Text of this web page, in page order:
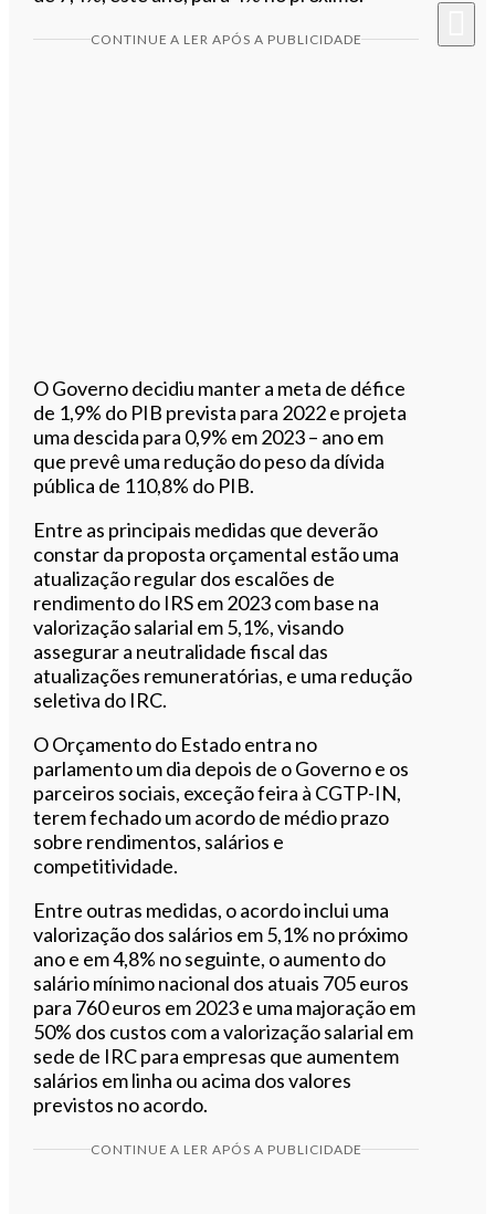
CONTINUE A LER APÓS A PUBLICIDADE
O Governo decidiu manter a meta de défice
de 1,9% do PIB prevista para 2022 e projeta
uma descida para 0,9% em 2023 – ano em
que prevê uma redução do peso da dívida
pública de 110,8% do PIB.
Entre as principais medidas que deverão
constar da proposta orçamental estão uma
atualização regular dos escalões de
rendimento do IRS em 2023 com base na
valorização salarial em 5,1%, visando
assegurar a neutralidade fiscal das
atualizações remuneratórias, e uma redução
seletiva do IRC.
O Orçamento do Estado entra no
parlamento um dia depois de o Governo e os
parceiros sociais, exceção feira à CGTP-IN,
terem fechado um acordo de médio prazo
sobre rendimentos, salários e
competitividade.
Entre outras medidas, o acordo inclui uma
valorização dos salários em 5,1% no próximo
ano e em 4,8% no seguinte, o aumento do
salário mínimo nacional dos atuais 705 euros
para 760 euros em 2023 e uma majoração em
50% dos custos com a valorização salarial em
sede de IRC para empresas que aumentem
salários em linha ou acima dos valores
previstos no acordo.
CONTINUE A LER APÓS A PUBLICIDADE